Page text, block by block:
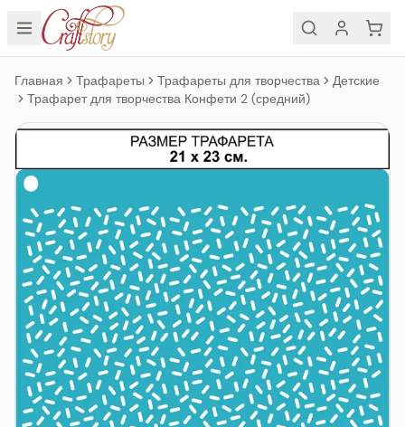
Главная Трафареты Трафареты для творчества
Детские
Трафарет для творчества Конфети 2 (средний)